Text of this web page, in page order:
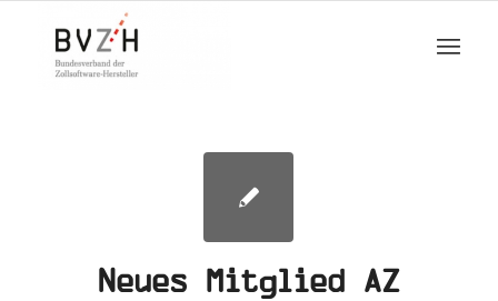
Neues Mitglied AZ